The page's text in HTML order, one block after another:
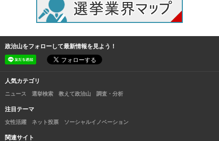
政治山をフォローして最新情報を見よう！
人気カテゴリ
ニュース 選挙検索 教えて政治山 調査・分析
注目テーマ
女性活躍 ネット投票 ソーシャルイノベーション
関連サイト